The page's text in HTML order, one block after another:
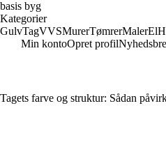
basis byg
Kategorier
GulvTagVVSMurerTømrerMalerEl
Min kontoOpret profil
Tagets farve og struktur: Sådan